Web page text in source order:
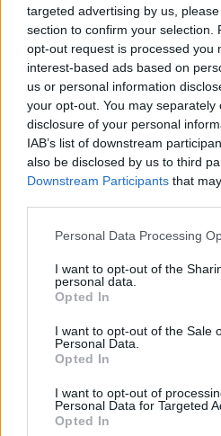
targeted advertising by us,
section to confirm your selection.
opt-out request is processed you
interest-based ads based on
us or personal information
your opt-out. You may
disclosure of your personal
IAB’s list of downstream
also be disclosed by us to third
Downstream Participants that
Please note that this website/app
not limited to your visit or usage
grant or deny consent to Google
use your data for below specified
consent section.
Personal Data Processing
I want to opt-out of the
personal data.
Opted In
I want to opt-out of the Sale
Personal Data.
Opted In
I want to opt-out of
Personal Data for Targeted
Opted In
AUTORE
Beatrice
Beatrice Faggin ha
ufficiali su una
settimana di
di desk che
investigative e
interno. Genovese
database
consultabili in